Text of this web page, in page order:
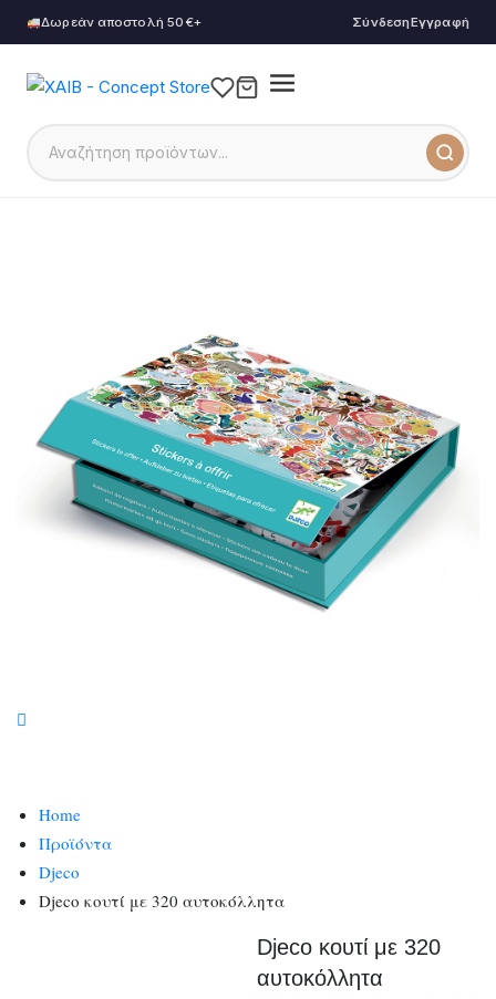
Δωρεάν αποστολή 50€+ ΣύνδεσηΕγγραφή
Home
Προϊόντα
Djeco
Djeco κουτί με 320 αυτοκόλλητα
Djeco κουτί με 320
αυτοκόλλητα